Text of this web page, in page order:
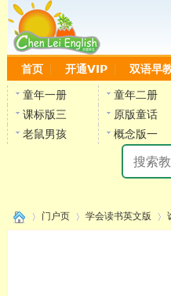
首页 开通VIP 双语早
童年一册 童年二册
课标版三
原版童话
老鼠男孩
概念版一
门户页 学会读书英文版